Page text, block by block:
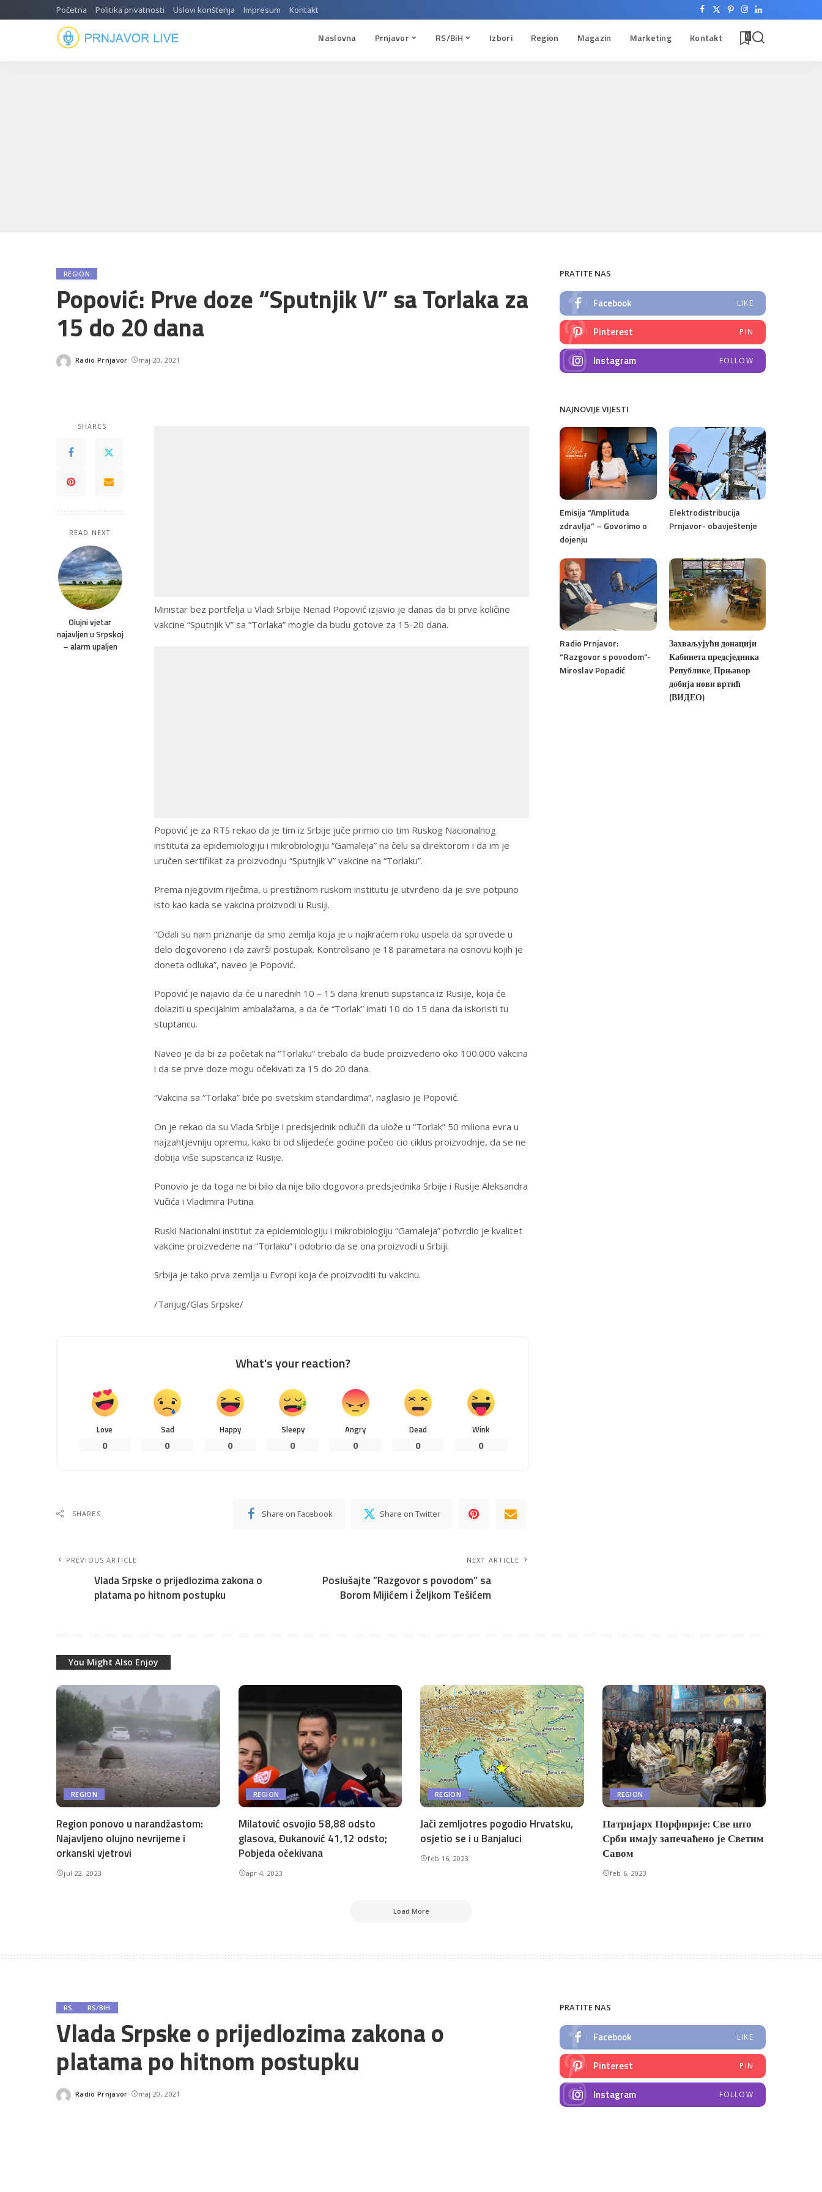
Početna Politika privatnosti Uslovi korištenja Impresum Kontakt
Naslovna Prnjavor RS/BiH Izbori Region Magazin Marketing Kontakt 0
REGION
Popović: Prve doze “Sputnjik V” sa Torlaka za
15 do 20 dana
Posted
Radio Prnjavor maj 20, 2021
SHARES
READ NEXT
Olujni vjetar
najavljen u Srpskoj
– alarm upaljen
Ministar bez portfelja u Vladi Srbije Nenad Popović izjavio je danas da bi prve količine
vakcine “Sputnjik V” sa “Torlaka” mogle da budu gotove za 15-20 dana.
Popović je za RTS rekao da je tim iz Srbije juče primio cio tim Ruskog Nacionalnog
instituta za epidemiologiju i mikrobiologiju “Gamaleja” na čelu sa direktorom i da im je
uručen sertifikat za proizvodnju “Sputnjik V” vakcine na “Torlaku”.
Prema njegovim riječima, u prestižnom ruskom institutu je utvrđeno da je sve potpuno
isto kao kada se vakcina proizvodi u Rusiji.
“Odali su nam priznanje da smo zemlja koja je u najkraćem roku uspela da sprovede u
delo dogovoreno i da završi postupak. Kontrolisano je 18 parametara na osnovu kojih je
doneta odluka”, naveo je Popović.
Popović je najavio da će u narednih 10 – 15 dana krenuti supstanca iz Rusije, koja će
dolaziti u specijalnim ambalažama, a da će “Torlak” imati 10 do 15 dana da iskoristi tu
stuptancu.
Naveo je da bi za početak na “Torlaku” trebalo da bude proizvedeno oko 100.000 vakcina
i da se prve doze mogu očekivati za 15 do 20 dana.
“Vakcina sa “Torlaka” biće po svetskim standardima”, naglasio je Popović.
On je rekao da su Vlada Srbije i predsjednik odlučili da ulože u “Torlak” 50 miliona evra u
najzahtjevniju opremu, kako bi od slijedeće godine počeo cio ciklus proizvodnje, da se ne
dobija više supstanca iz Rusije.
Ponovio je da toga ne bi bilo da nije bilo dogovora predsjednika Srbije i Rusije Aleksandra
Vučića i Vladimira Putina.
Ruski Nacionalni institut za epidemiologiju i mikrobiologiju “Gamaleja” potvrdio je kvalitet
vakcine proizvedene na “Torlaku” i odobrio da se ona proizvodi u Srbiji.
Srbija je tako prva zemlja u Evropi koja će proizvoditi tu vakcinu.
/Tanjug/Glas Srpske/
What's your reaction?
Love
0
Sad
0
Happy
0
Sleepy
0
Angry
0
Dead
0
Wink
0
SHARES Share on Facebook Share on Twitter
PREVIOUS ARTICLE
Vlada Srpske o prijedlozima zakona o
platama po hitnom postupku
NEXT ARTICLE
Poslušajte ”Razgovor s povodom” sa
Borom Mijićem i Željkom Tešićem
PRATITE NAS
Facebook LIKE
Pinterest PIN
Instagram FOLLOW
NAJNOVIJE VIJESTI
Emisija “Amplituda
zdravlja” – Govorimo o
dojenju
Elektrodistribucija
Prnjavor- obavještenje
Radio Prnjavor:
“Razgovor s povodom”-
Miroslav Popadić
Захваљујући донацији
Кабинета предсједника
Републике, Прњавор
добија нови вртић
(ВИДЕО)
You Might Also Enjoy
REGION
Region ponovo u narandžastom:
Najavljeno olujno nevrijeme i
orkanski vjetrovi
jul 22, 2023
REGION
Milatović osvojio 58,88 odsto
glasova, Đukanović 41,12 odsto;
Pobjeda očekivana
apr 4, 2023
REGION
Jači zemljotres pogodio Hrvatsku,
osjetio se i u Banjaluci
feb 16, 2023
REGION
Патријарх Порфирије: Све што
Срби имају запечаћено је Светим
Савом
feb 6, 2023
Load More
RS RS/BIH
Vlada Srpske o prijedlozima zakona o
platama po hitnom postupku
Posted
Radio Prnjavor maj 20, 2021
PRATITE NAS
Facebook LIKE
Pinterest PIN
Instagram FOLLOW